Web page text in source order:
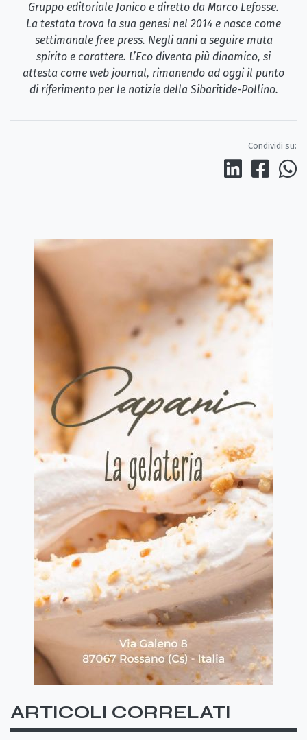
Gruppo editoriale Jonico e diretto da Marco Lefosse.
La testata trova la sua genesi nel 2014 e nasce come
settimanale free press. Negli anni a seguire muta
spirito e carattere. L’Eco diventa più dinamico, si
attesta come web journal, rimanendo ad oggi il punto
di riferimento per le notizie della Sibaritide-Pollino.
Condividi su:
ARTICOLI CORRELATI